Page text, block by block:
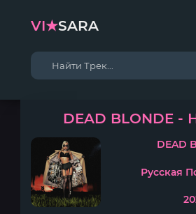
VI★SARA
DEAD BLONDE -
DEAD
Русская